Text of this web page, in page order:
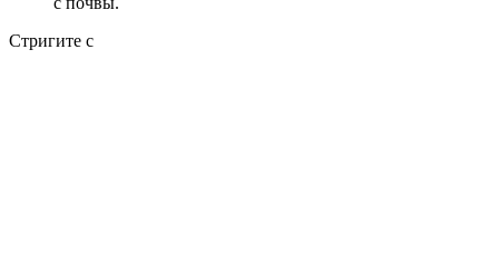
Стригите с